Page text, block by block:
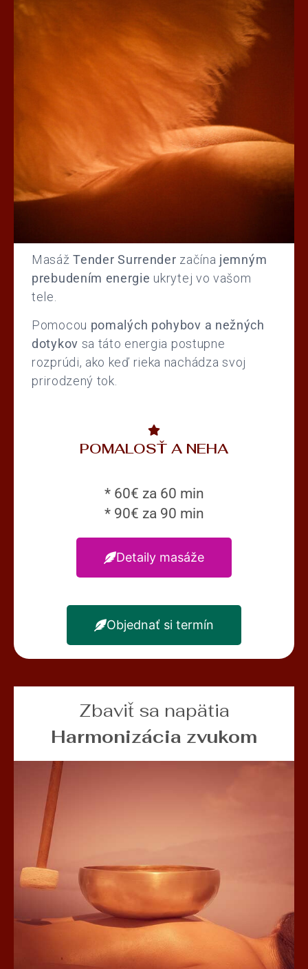
MasážTender Surrender začína jemným
prebudením energie ukrytej vo vašom
tele.
Pomocou pomalých pohybov a nežných
dotykov sa táto energia postupne
rozprúdi, ako keď rieka nachádza svoj
prirodzený tok.
POMALOSŤ A NEHA
* 60€ za 60 min
* 90€ za 90 min
Detaily masáže
Objednať si termín
Zbaviť sa napätia
Harmonizácia zvukom